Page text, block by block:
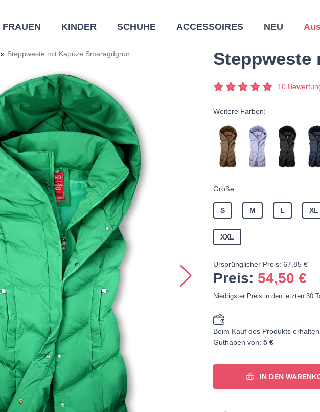
FRAUEN KINDER SCHUHE ACCESSOIRES NEU
» Steppweste mit Kapuze Smaragdgrün Steppweste
10
Weitere Farben:
Größe:
S M L XL
XXL
Ursprünglicher Preis: 67,85 €
Preis: 54,50 €
Niedrigster Preis in den letzten 30
Beim Kauf des Produkts
Guthaben von: 5 €
IN DEN